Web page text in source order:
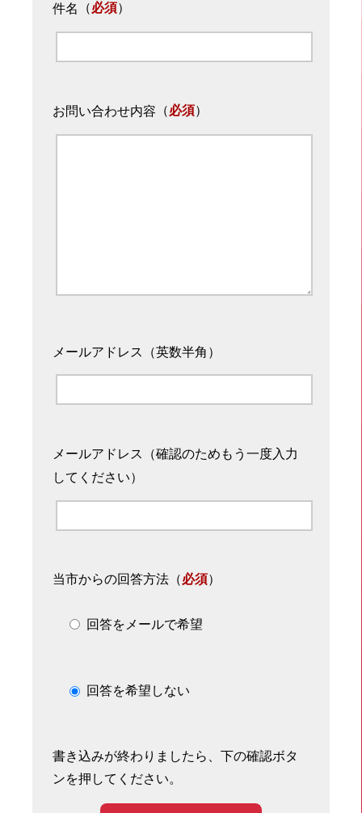
件名 （必須）
お問い合わせ内容 （必須）
メールアドレス（英数半角）
メールアドレス（確認のためもう一度入力
してください）
当市からの回答方法 （必須）
回答をメールで希望
回答を希望しない
書き込みが終わりましたら、下の確認ボタ
ンを押してください。